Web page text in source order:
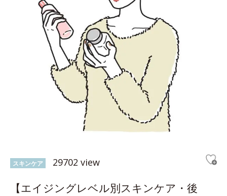
スキンケア 29702 view
【エイジングレベル別スキンケア・後